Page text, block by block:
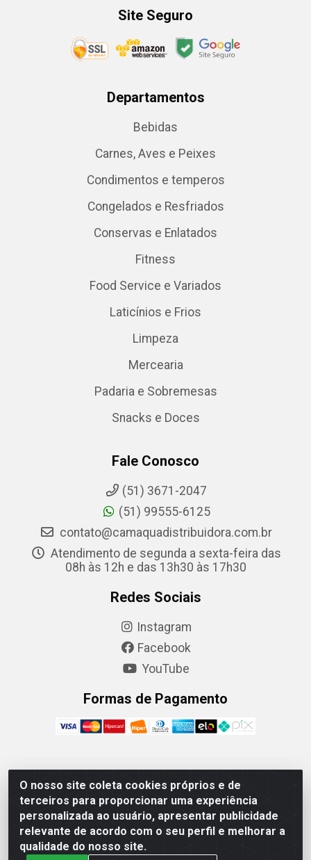
O nosso site coleta cookies próprios e de
terceiros para proporcionar uma experiência
personalizada ao usuário, apresentar publicidade
relevante de acordo com o seu perfil e melhorar a
qualidade do nosso site.
Site Seguro
Departamentos
Bebidas
Carnes, Aves e Peixes
Condimentos e temperos
Congelados e Resfriados
Conservas e Enlatados
Fitness
Food Service e Variados
Laticínios e Frios
Limpeza
Mercearia
Padaria e Sobremesas
Snacks e Doces
Fale Conosco
(51) 3671-2047
(51) 99555-6125
contato@camaquadistribuidora.com.br
Atendimento de segunda a sexta-feira das
08h às 12h e das 13h30 às 17h30
Redes Sociais
Instagram
Facebook
YouTube
Formas de Pagamento
Camaquã Distribuidora Ltda - Avenida Conego Luiz W
Hanquet, 1001 - Parque Residencial do Arroio Duro,
Camaquã/RS - CEP 96.789-102 - CNPJ
07.061.124/0001-26